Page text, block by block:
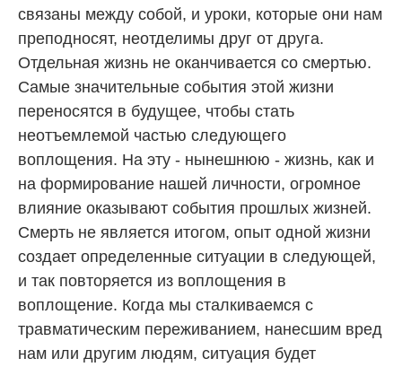
связаны между собой, и уроки, которые они нам
преподносят, неотделимы друг от друга.
Отдельная жизнь не оканчивается со смертью.
Самые значительные события этой жизни
переносятся в будущее, чтобы стать
неотъемлемой частью следующего
воплощения. На эту - нынешнюю - жизнь, как и
на формирование нашей личности, огромное
влияние оказывают события прошлых жизней.
Смерть не является итогом, опыт одной жизни
создает определенные ситуации в следующей,
и так повторяется из воплощения в
воплощение. Когда мы сталкиваемся с
травматическим переживанием, нанесшим вред
нам или другим людям, ситуация будет